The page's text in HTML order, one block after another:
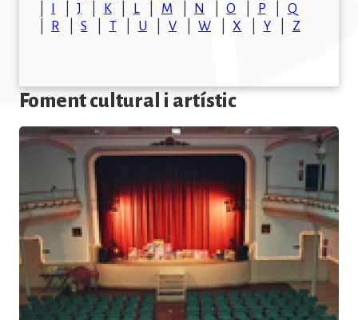
J K L M N O P
Q
R
S T U V W X Y Z
Foment cultural i artístic